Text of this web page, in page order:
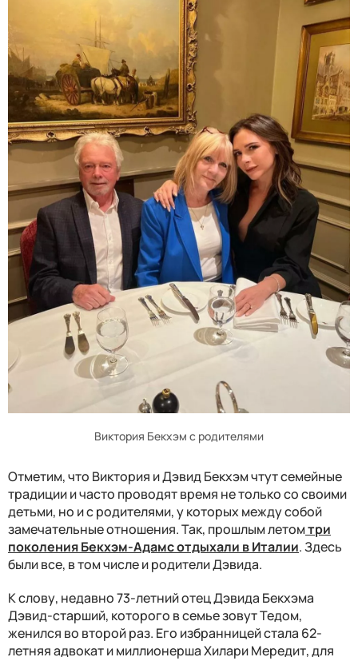
Виктория Бекхэм с родителями
Отметим, что Виктория и Дэвид Бекхэм чтут семейные
традиции и часто проводят время не только со своими
детьми, но и с родителями, у которых между собой
замечательные отношения. Так, прошлым летомтри
поколения Бекхэм-Адамс отдыхали в Италии. Здесь
были все, в том числе и родители Дэвида.
К слову, недавно 73-летний отец Дэвида Бекхэма
Дэвид-старший, которого в семье зовут Тедом,
женился во второй раз. Его избранницей стала 62-
летняя адвокат и миллионерша Хилари Мередит, для